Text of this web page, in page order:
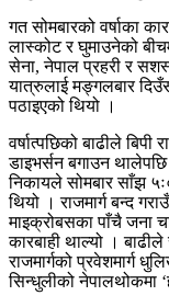
गत सोमबारको वर्षाका
लास्कोट र घुमाउनेको
सेना, नेपाल प्रहरी र
यात्रुलाई मङ्गलबार
पठाइएको थियो ।
वर्षात्पछिको बाढीले बिपी
डाइभर्सन बगाउन
निकायले सोमबार साँझ
थियो । राजमार्ग बन्द
माइक्रोबसका पाँचै जना
कारबाही थाल्यो ।
राजमार्गको प्रवेशमार्ग
सिन्धुलीको नेपालथोकमा